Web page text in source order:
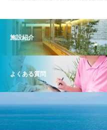
施設紹介
よくある質問